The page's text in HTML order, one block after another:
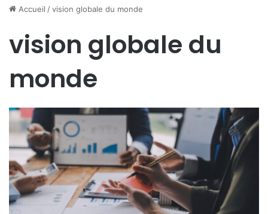
Accueil /vision globale du monde
vision globale du
monde